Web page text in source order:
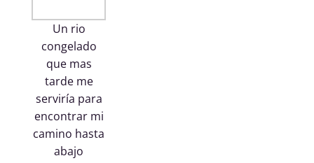
Un rio
congelado
que mas
tarde me
serviría para
encontrar mi
camino hasta
abajo